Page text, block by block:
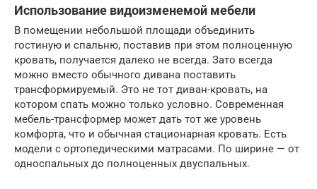
Использование видоизменемой мебели
В помещении небольшой площади объединить
гостиную и спальню, поставив при этом полноценную
кровать, получается далеко не всегда. Зато всегда
можно вместо обычного дивана поставить
трансформируемый. Это не тот диван-кровать, на
котором спать можно только условно. Современная
мебель-трансформер может дать тот же уровень
комфорта, что и обычная стационарная кровать. Есть
модели с ортопедическими матрасами. По ширине — от
односпальных до полноценных двуспальных.